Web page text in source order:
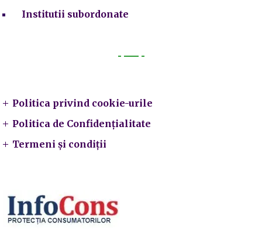
Institutii subordonate
Politica privind cookie-urile
Politica de Confidențialitate
Termeni și condiții